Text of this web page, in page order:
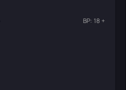
ВР: 18 +